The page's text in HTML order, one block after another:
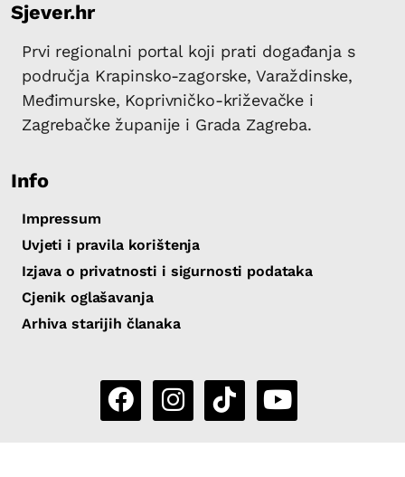
Sjever.hr
Prvi regionalni portal koji prati događanja s
područja Krapinsko-zagorske, Varaždinske,
Međimurske, Koprivničko-križevačke i
Zagrebačke županije i Grada Zagreba.
Info
Impressum
Uvjeti i pravila korištenja
Izjava o privatnosti i sigurnosti podataka
Cjenik oglašavanja
Arhiva starijih članaka